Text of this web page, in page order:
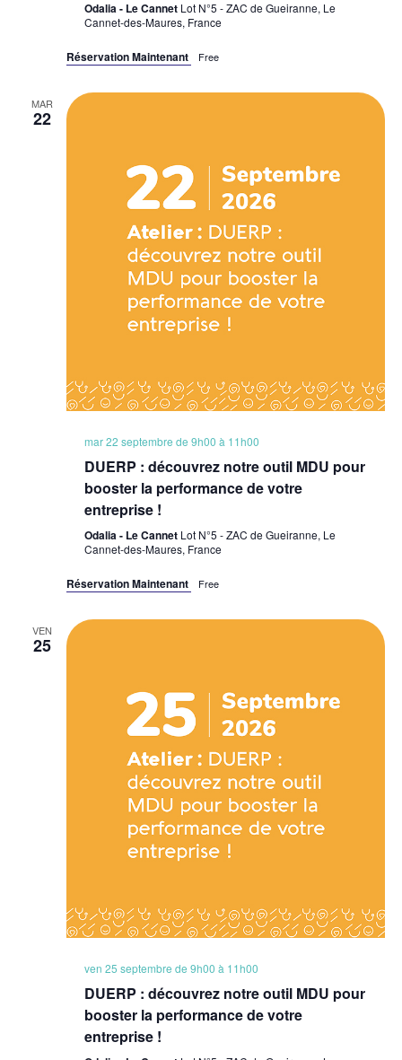
Odalia - Le Cannet Lot N°5 - ZAC de Gueiranne, Le
Cannet-des-Maures, France
Réservation Maintenant Free
MAR
22
mar 22 septembre de 9h00 à 11h00
DUERP : découvrez notre outil MDU pour
booster la performance de votre
entreprise !
Odalia - Le Cannet Lot N°5 - ZAC de Gueiranne, Le
Cannet-des-Maures, France
Réservation Maintenant Free
VEN
25
ven 25 septembre de 9h00 à 11h00
DUERP : découvrez notre outil MDU pour
booster la performance de votre
entreprise !